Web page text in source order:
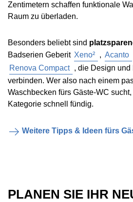
Zentimetern schaffen funktionale
Raum zu überladen.
Besonders beliebt sind
Badserien Geberit Xeno² , Acanto
Renova Compact , die Design
verbinden. Wer also nach einem
Waschbecken fürs Gäste-WC
Kategorie schnell fündig.
Weitere Tipps & Ideen fürs
PLANEN SIE IHR